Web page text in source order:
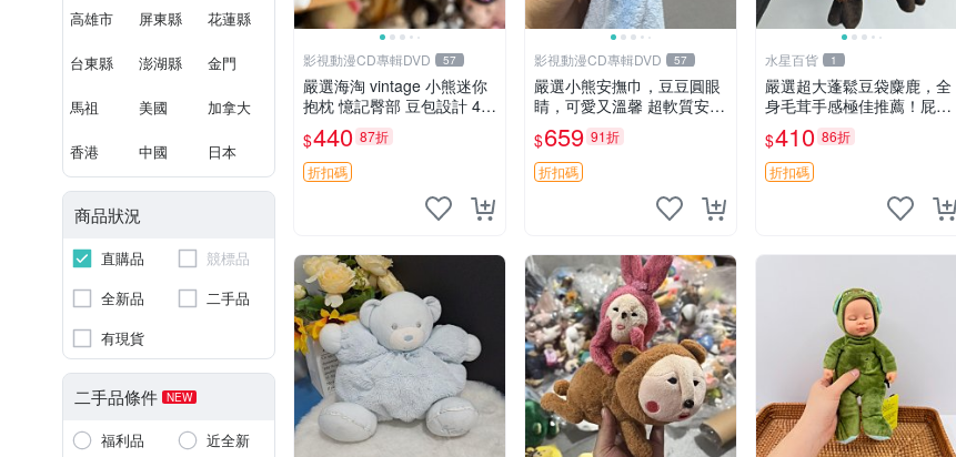
高雄市 屏東縣 花蓮縣
台東縣 澎湖縣 金門
馬祖 美國 加拿大
香港 中國 日本
商品狀況
直購品
競標品
全新品
二手品
有現貨
二手品條件 NEW
福利品
近全新
影視動漫CD專輯DVD 57
嚴選海淘 vintage 小熊迷你
抱枕 憶記臀部 豆包設計 4c
m 高 推薦收藏 迷你豆包小
熊、高臀部、豆袋抱枕
$440 87折
折扣碼
影視動漫CD專輯DVD 57
嚴選小熊安撫巾，豆豆圓眼
睛，可愛又溫馨 超軟質安撫
巾，豆豆設計，哄睡好幫手
約克豆豆眼安撫巾 數碼豆豆
眼
$659 91折
折扣碼
水星百貨 1
嚴選超大蓬鬆豆袋麋鹿，全
身毛茸手感極佳推薦！屁股
與四肢填充均勻，適合收藏
與孩童共賞。 麋鹿 豆袋 毛
茸玩具
$410 86折
折扣碼